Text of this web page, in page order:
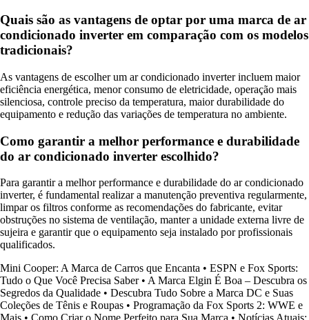
Quais são as vantagens de optar por uma marca de ar
condicionado inverter em comparação com os modelos
tradicionais?
As vantagens de escolher um ar condicionado inverter incluem maior
eficiência energética, menor consumo de eletricidade, operação mais
silenciosa, controle preciso da temperatura, maior durabilidade do
equipamento e redução das variações de temperatura no ambiente.
Como garantir a melhor performance e durabilidade
do ar condicionado inverter escolhido?
Para garantir a melhor performance e durabilidade do ar condicionado
inverter, é fundamental realizar a manutenção preventiva regularmente,
limpar os filtros conforme as recomendações do fabricante, evitar
obstruções no sistema de ventilação, manter a unidade externa livre de
sujeira e garantir que o equipamento seja instalado por profissionais
qualificados.
Mini Cooper: A Marca de Carros que Encanta • ESPN e Fox Sports:
Tudo o Que Você Precisa Saber• A Marca Elgin É Boa – Descubra os
Segredos da Qualidade • Descubra Tudo Sobre a Marca DC e Suas
Coleções de Tênis e Roupas • Programação da Fox Sports 2: WWE e